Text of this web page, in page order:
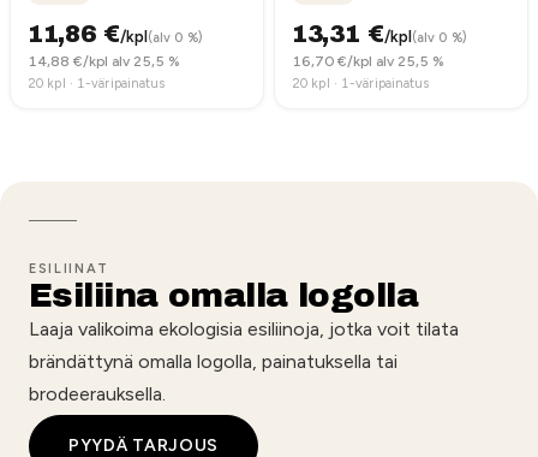
11,86€/kpl (alv 0 %)
14,88 €/kpl alv 25,5 %
20 kpl · 1-väripainatus
13,31 €/kpl (alv 0 %)
16,70 €/kpl alv 25,5 %
20 kpl · 1-väripainatus
ESILIINAT
Esiliina omalla logolla
Laaja valikoima ekologisia esiliinoja, jotka voit tilata
brändättynä omalla logolla, painatuksella tai
brodeerauksella.
PYYDÄ TARJOUS